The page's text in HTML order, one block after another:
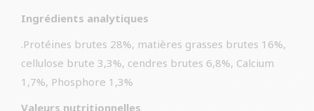
Ingrédients analytiques
.Protéines brutes 28%, matières grasses brutes 16%,
cellulose brute 3,3%, cendres brutes 6,8%, Calcium
1,7%, Phosphore 1,3%
Valeurs nutritionnelles